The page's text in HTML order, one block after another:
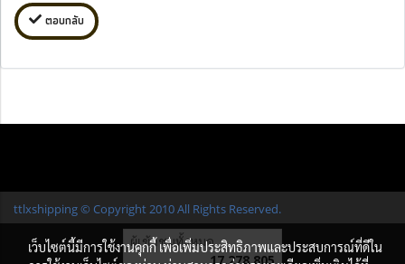
ตอบกลับ
ttlxshipping © Copyright 2010 All Rights Reserved.
ผู้เข้าชมทั้งหมด
17,278,805
เว็บไซต์นี้มีการใช้งานคุกกี้ เพื่อเพิ่มประสิทธิภาพและประสบการณ์ที่ดีใน